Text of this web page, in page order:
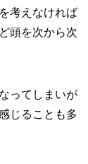
考えなければ
頭を次から次
ってしまいが
じることも多